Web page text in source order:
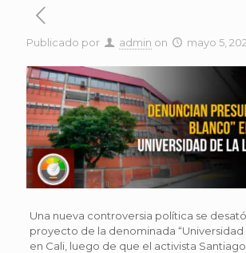
Publicado por admin on mayo 5,
Una nueva controversia política se
proyecto de la denominada “Universidad
en Cali, luego de que el activista